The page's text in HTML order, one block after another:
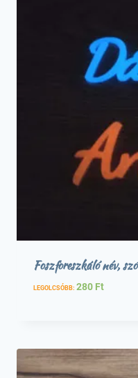
Foszforeszkáló név, szó
LEGOLCSÓBB: 280 Ft